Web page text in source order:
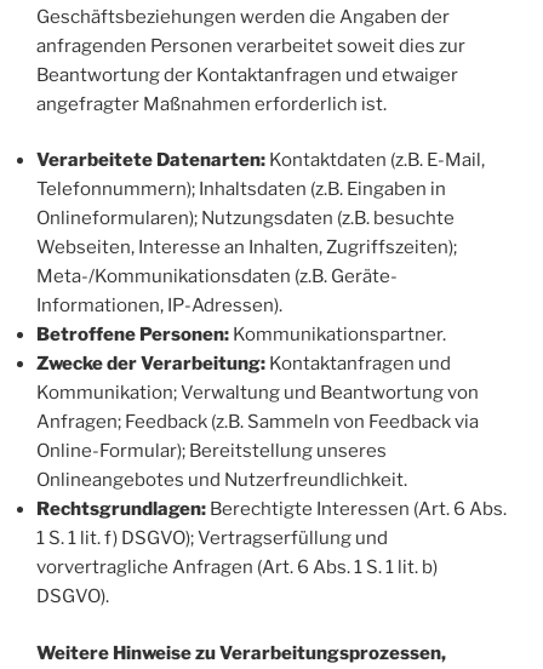
Geschäftsbeziehungen werden die Angaben der
anfragenden Personen verarbeitet soweit dies zur
Beantwortung der Kontaktanfragen und etwaiger
angefragter Maßnahmen erforderlich ist.
Verarbeitete Datenarten: Kontaktdaten (z.B. E-Mail,
Telefonnummern); Inhaltsdaten (z.B. Eingaben in
Onlineformularen); Nutzungsdaten (z.B. besuchte
Webseiten, Interesse an Inhalten, Zugriffszeiten);
Meta-/Kommunikationsdaten (z.B. Geräte-
Informationen, IP-Adressen).
Betroffene Personen: Kommunikationspartner.
Zwecke der Verarbeitung: Kontaktanfragen und
Kommunikation; Verwaltung und Beantwortung von
Anfragen; Feedback (z.B. Sammeln von Feedback via
Online-Formular); Bereitstellung unseres
Onlineangebotes und Nutzerfreundlichkeit.
Rechtsgrundlagen: Berechtigte Interessen (Art. 6 Abs.
1 S. 1 lit. f) DSGVO); Vertragserfüllung und
vorvertragliche Anfragen (Art. 6 Abs. 1 S. 1 lit. b)
DSGVO).
Weitere Hinweise zu Verarbeitungsprozessen,